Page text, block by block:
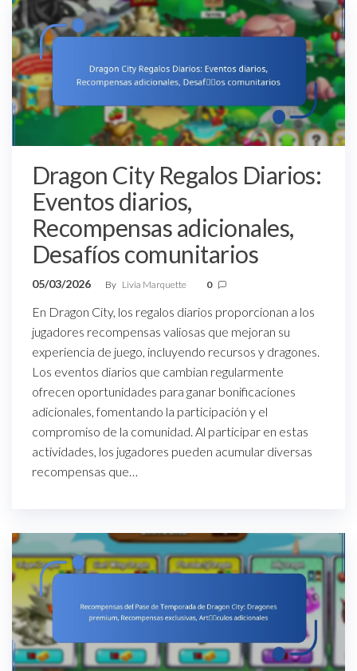
Dragon City Regalos Diarios:
Eventos diarios,
Recompensas adicionales,
Desafíos comunitarios
05/03/2026 By Livia Marquette 0
En Dragon City, los regalos diarios proporcionan a los
jugadores recompensas valiosas que mejoran su
experiencia de juego, incluyendo recursos y dragones.
Los eventos diarios que cambian regularmente
ofrecen oportunidades para ganar bonificaciones
adicionales, fomentando la participación y el
compromiso de la comunidad. Al participar en estas
actividades, los jugadores pueden acumular diversas
recompensas que…